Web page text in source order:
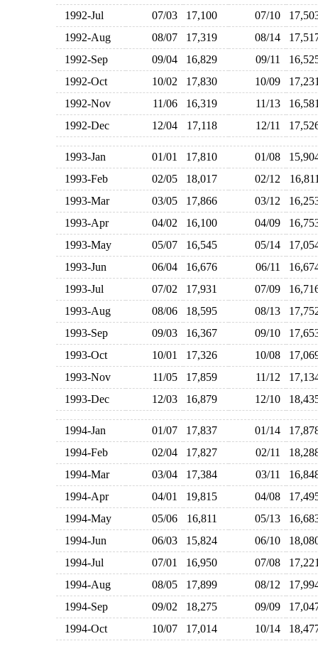
1992-Jul
07/03 17,100 07/10
1992-Aug
08/07 17,319 08/14
1992-Sep
09/04 16,829 09/11
1992-Oct
10/02 17,830 10/09
1992-Nov
11/06 16,319 11/13
1992-Dec
12/04 17,118 12/11
1993-Jan 01/01 17,810 01/08
1993-Feb
02/05 18,017 02/12
1993-Mar
03/05 17,866 03/12
1993-Apr
04/02 16,100 04/09
1993-May
05/07 16,545 05/14
1993-Jun
06/04 16,676 06/11
1993-Jul
07/02 17,931 07/09
1993-Aug
08/06 18,595 08/13
1993-Sep
09/03 16,367 09/10
1993-Oct
10/01 17,326 10/08
1993-Nov
11/05 17,859 11/12
1993-Dec
12/03 16,879 12/10
1994-Jan 01/07 17,837 01/14
1994-Feb
02/04 17,827 02/11
1994-Mar
03/04 17,384 03/11
1994-Apr
04/01 19,815 04/08
1994-May
05/06 16,811 05/13
1994-Jun
06/03 15,824 06/10
1994-Jul
07/01 16,950 07/08
1994-Aug
08/05 17,899 08/12
1994-Sep
09/02 18,275 09/09
1994-Oct
10/07 17,014 10/14